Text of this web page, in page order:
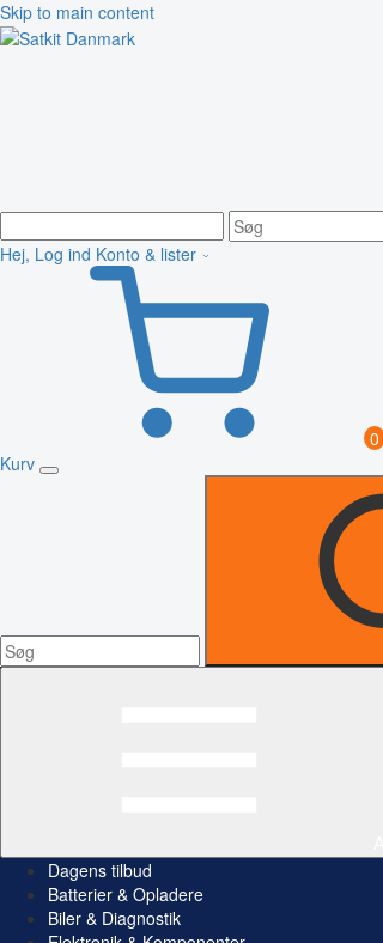
Skip to main content
Hej, Log ind Konto & lister
0
Kurv
Dagens tilbud
Batterier & Opladere
Biler & Diagnostik